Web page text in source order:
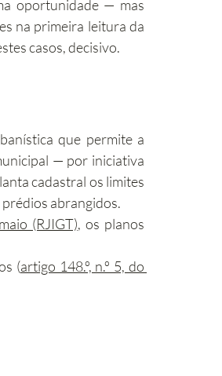
Obras Eficiência energética
oportunidade — mas
na primeira leitura da
casos, decisivo.
que permite a
— por iniciativa
cadastral os limites
abrangidos.
(RJIGT), os planos
(artigo 148.º, n.º 5, do